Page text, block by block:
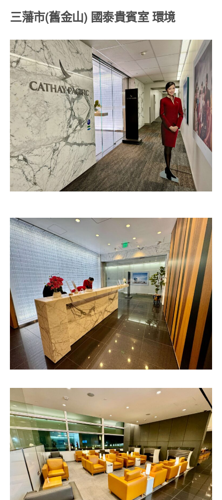
三藩市(舊金山) 國泰貴賓室 環境